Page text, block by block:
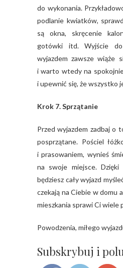
do wykonania.
podlanie kwiatków,
są okna, skręcenie
gotówki itd. Wyjście
wyjazdem zawsze wiąże
i warto wtedy na
i upewnić się, że wszystko
Krok 7. Sprzątanie
Przed wyjazdem zadbaj o
posprzątane. Pościel
i prasowaniem, wynieś
na swoje miejsce. Dzięki
będziesz cały wyjazd
czekają na Ciebie w domu
mieszkania sprawi Ci wiele
Powodzenia, miłego
Subskrybuj i